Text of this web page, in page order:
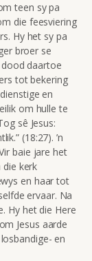
teen sy pa
die feesviering
Hy het sy pa
broer se
dood daartoe
tot bekering
en
om hulle te
sê Jesus:
(18:27). ’n
baie jare het
die kerk
en haar tot
ervaar. Na
Hy het die Here
Jesus aarde
en